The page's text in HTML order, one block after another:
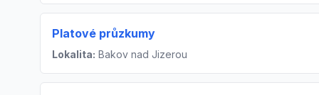
Platové průzkumy
Lokalita: Bakov nad Jizerou